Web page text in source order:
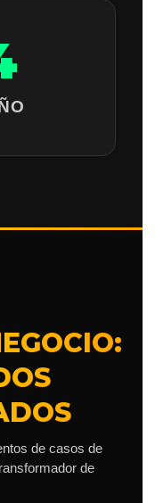
de casos de
de